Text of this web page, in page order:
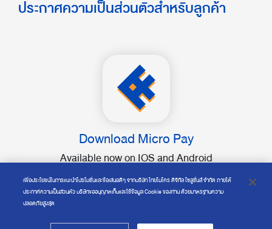
Download Micro Pay
Available now on IOS and Android
ประกาศความเป็นส่วนตัวสำหรับลูกค้า
เพื่อประโยชน์ในการแนะนำโปรโมชั่นและข้อเสนอดีๆ จากบริษัท ไทยไมโคร ดิจิทัล โซลูชั่นส์ จำกัด ภายใต้
ประกาศความเป็นส่วนตัว บริษัทขออนุญาตเก็บและใช้ข้อมูล Cookie ของท่าน ด้วยมาตรฐานความ
ปลอดภัยสูงสุด